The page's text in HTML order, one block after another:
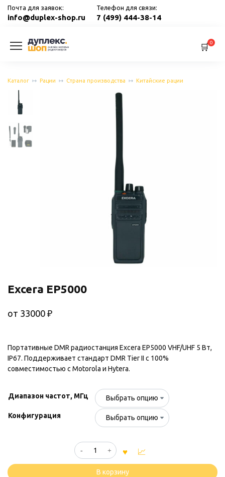
Перейти
Почта для заявок:
info@duplex-shop.ru
Телефон для связи:
7 (499) 444-38-14
0
Каталог Рации Страна производства Китайские рации
Excera EP5000
от 33000 ₽
Портативные DMR радиостанция Excera EP5000 VHF/UHF 5 Вт,
IP67. Поддерживает стандарт DMR Tier II с 100%
совместимостью с Motorola и Hytera.
Диапазон частот, МГц
Конфигурация
Количество
товара
В корзину